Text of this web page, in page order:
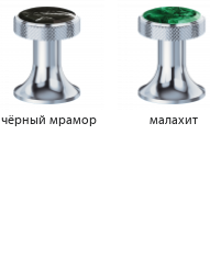
чёрный мрамор малахит